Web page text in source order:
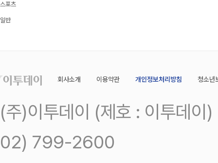
스포츠
일반
회사소개 이용약관 개인정보처리방침 청소년
(주)이투데이 (제호 : 이투데
02) 799-2600